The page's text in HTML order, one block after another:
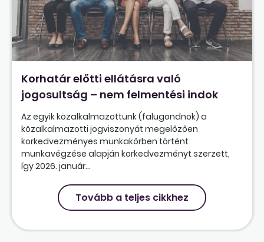
Korhatár előtti ellátásra való
jogosultság – nem felmentési indok
Az egyik közalkalmazottunk (falugondnok) a
közalkalmazotti jogviszonyát megelőzően
korkedvezményes munkakörben történt
munkavégzése alapján korkedvezményt szerzett,
így 2026. január...
Tovább a teljes cikkhez